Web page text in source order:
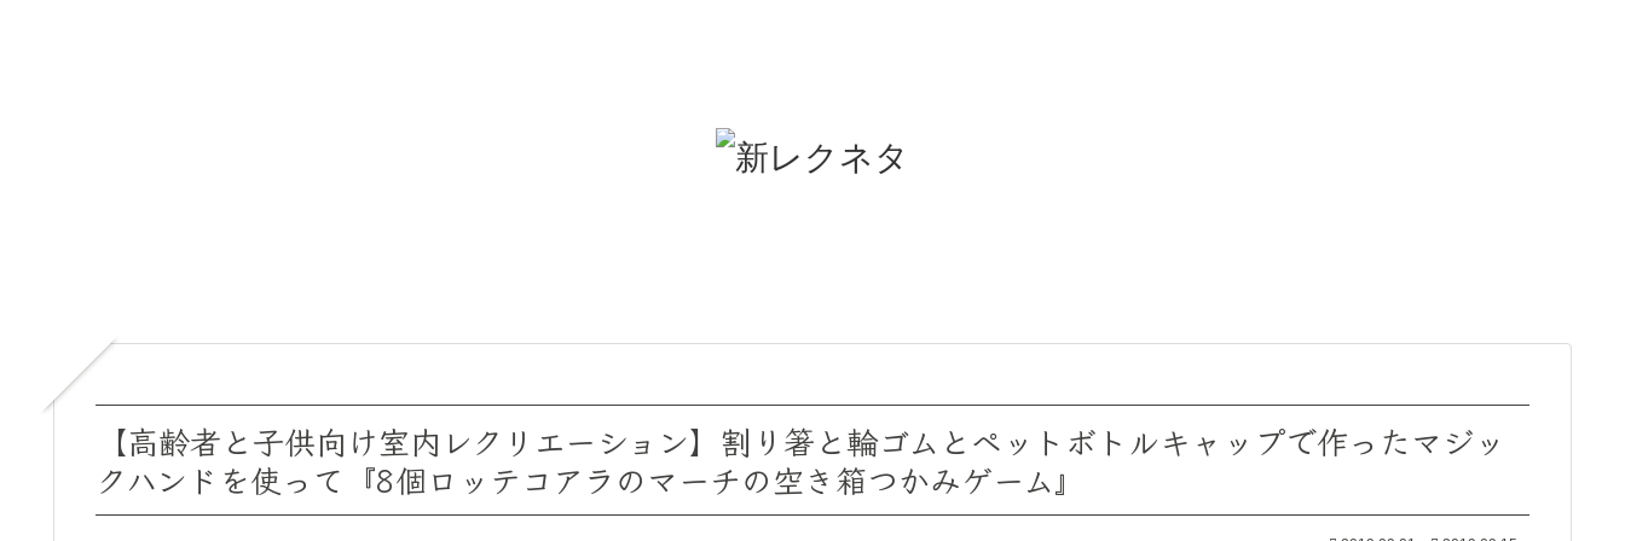
【高齢者と子供向け室内レクリエーション】割り箸と輪ゴムとペットボトルキャップで作ったマジッ
クハンドを使って『8個ロッテコアラのマーチの空き箱つかみゲーム』